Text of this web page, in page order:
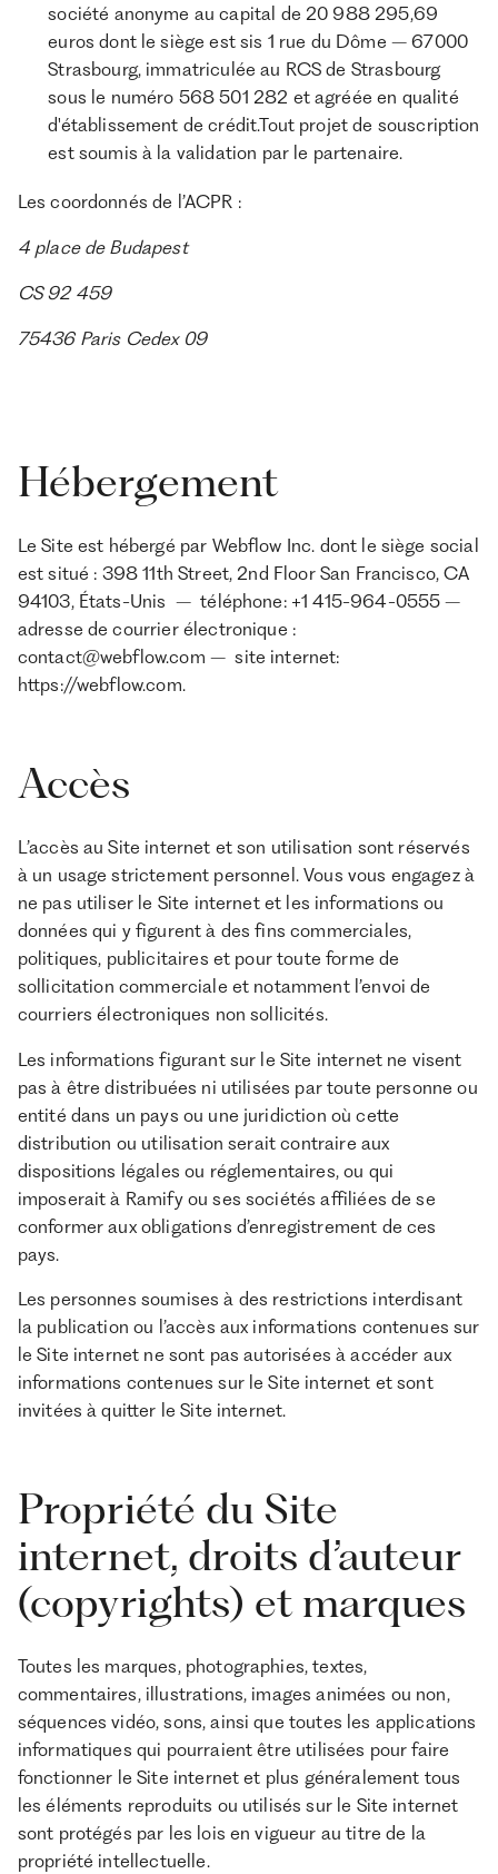
société anonyme au capital de 20 988 295,69
euros dont le siège est sis 1 rue du Dôme – 67000
Strasbourg, immatriculée au RCS de Strasbourg
sous le numéro 568 501 282 et agréée en qualité
d'établissement de crédit.Tout projet de souscription
est soumis à la validation par le partenaire.
Les coordonnés de l’ACPR :
4 place de Budapest
CS 92 459
75436 Paris Cedex 09
Hébergement
Le Site est hébergé par Webflow Inc. dont le siège social
est situé : 398 11th Street, 2nd Floor San Francisco, CA
94103, États-Unis – téléphone: +1 415-964-0555 –
adresse de courrier électronique :
contact@webflow.com – site internet:
https://webflow.com.
Accès
L’accès au Site internet et son utilisation sont réservés
à un usage strictement personnel. Vous vous engagez à
ne pas utiliser le Site internet et les informations ou
données qui y figurent à des fins commerciales,
politiques, publicitaires et pour toute forme de
sollicitation commerciale et notamment l’envoi de
courriers électroniques non sollicités.
Les informations figurant sur le Site internet ne visent
pas à être distribuées ni utilisées par toute personne ou
entité dans un pays ou une juridiction où cette
distribution ou utilisation serait contraire aux
dispositions légales ou réglementaires, ou qui
imposerait à Ramify ou ses sociétés affiliées de se
conformer aux obligations d’enregistrement de ces
pays.
Les personnes soumises à des restrictions interdisant
la publication ou l’accès aux informations contenues sur
le Site internet ne sont pas autorisées à accéder aux
informations contenues sur le Site internet et sont
invitées à quitter le Site internet.
Propriété du Site
internet, droits d’auteur
(copyrights) et marques
Toutes les marques, photographies, textes,
commentaires, illustrations, images animées ou non,
séquences vidéo, sons, ainsi que toutes les applications
informatiques qui pourraient être utilisées pour faire
fonctionner le Site internet et plus généralement tous
les éléments reproduits ou utilisés sur le Site internet
sont protégés par les lois en vigueur au titre de la
propriété intellectuelle.